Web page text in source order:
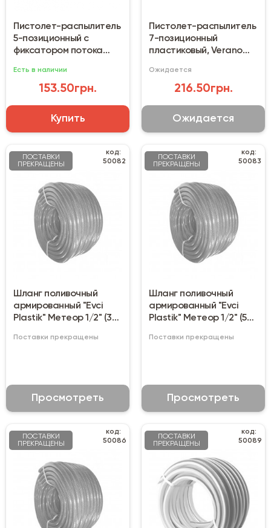
Пистолет-распылитель
5-позиционный с
фиксатором потока
Есть в наличии
153.50грн.
Купить
Пистолет-распылитель
7-позиционный
пластиковый, Verano
Ожидается
216.50грн.
Ожидается
ПОСТАВКИ
ПРЕКРАЩЕНЫ
код:
50082
Шланг поливочный
армированный "Evci
Plastik" Метеор 1/2" (30
Поставки прекращены
Просмотреть
ПОСТАВКИ
ПРЕКРАЩЕНЫ
код:
50083
Шланг поливочный
армированный "Evci
Plastik" Метеор 1/2" (50
Поставки прекращены
Просмотреть
ПОСТАВКИ
ПРЕКРАЩЕНЫ
код:
50086
ПОСТАВКИ
ПРЕКРАЩЕНЫ
код:
50089